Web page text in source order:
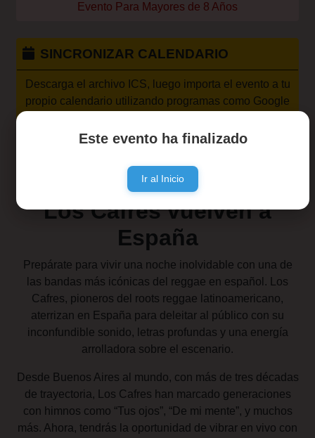
Este evento ha finalizado
Ir al Inicio
Evento Para Mayores de 8 Años
SINCRONIZAR CALENDARIO
Descarga el archivo ICS, luego importa el evento a tu
propio calendario utilizando programas como Google
Los Cafres vuelven a
España
Prepárate para vivir una noche inolvidable con una de
las bandas más icónicas del reggae en español. Los
Cafres, pioneros del roots reggae latinoamericano,
aterrizan en España para deleitar al público con su
inconfundible sonido, letras profundas y una energía
arrolladora sobre el escenario.
Desde Buenos Aires al mundo, con más de tres décadas
de trayectoria, Los Cafres han marcado generaciones
con himnos como “Tus ojos”, “De mi mente”, y muchos
más. Ahora, tendrás la oportunidad de vibrar en vivo con